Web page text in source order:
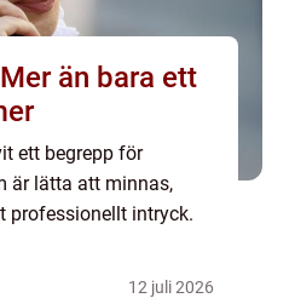
än bara ett
ett begrepp för
är lätta att minnas,
professionellt intryck.
12 juli 2026